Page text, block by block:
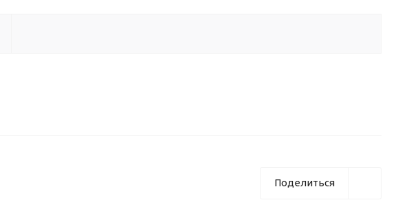
Поделиться